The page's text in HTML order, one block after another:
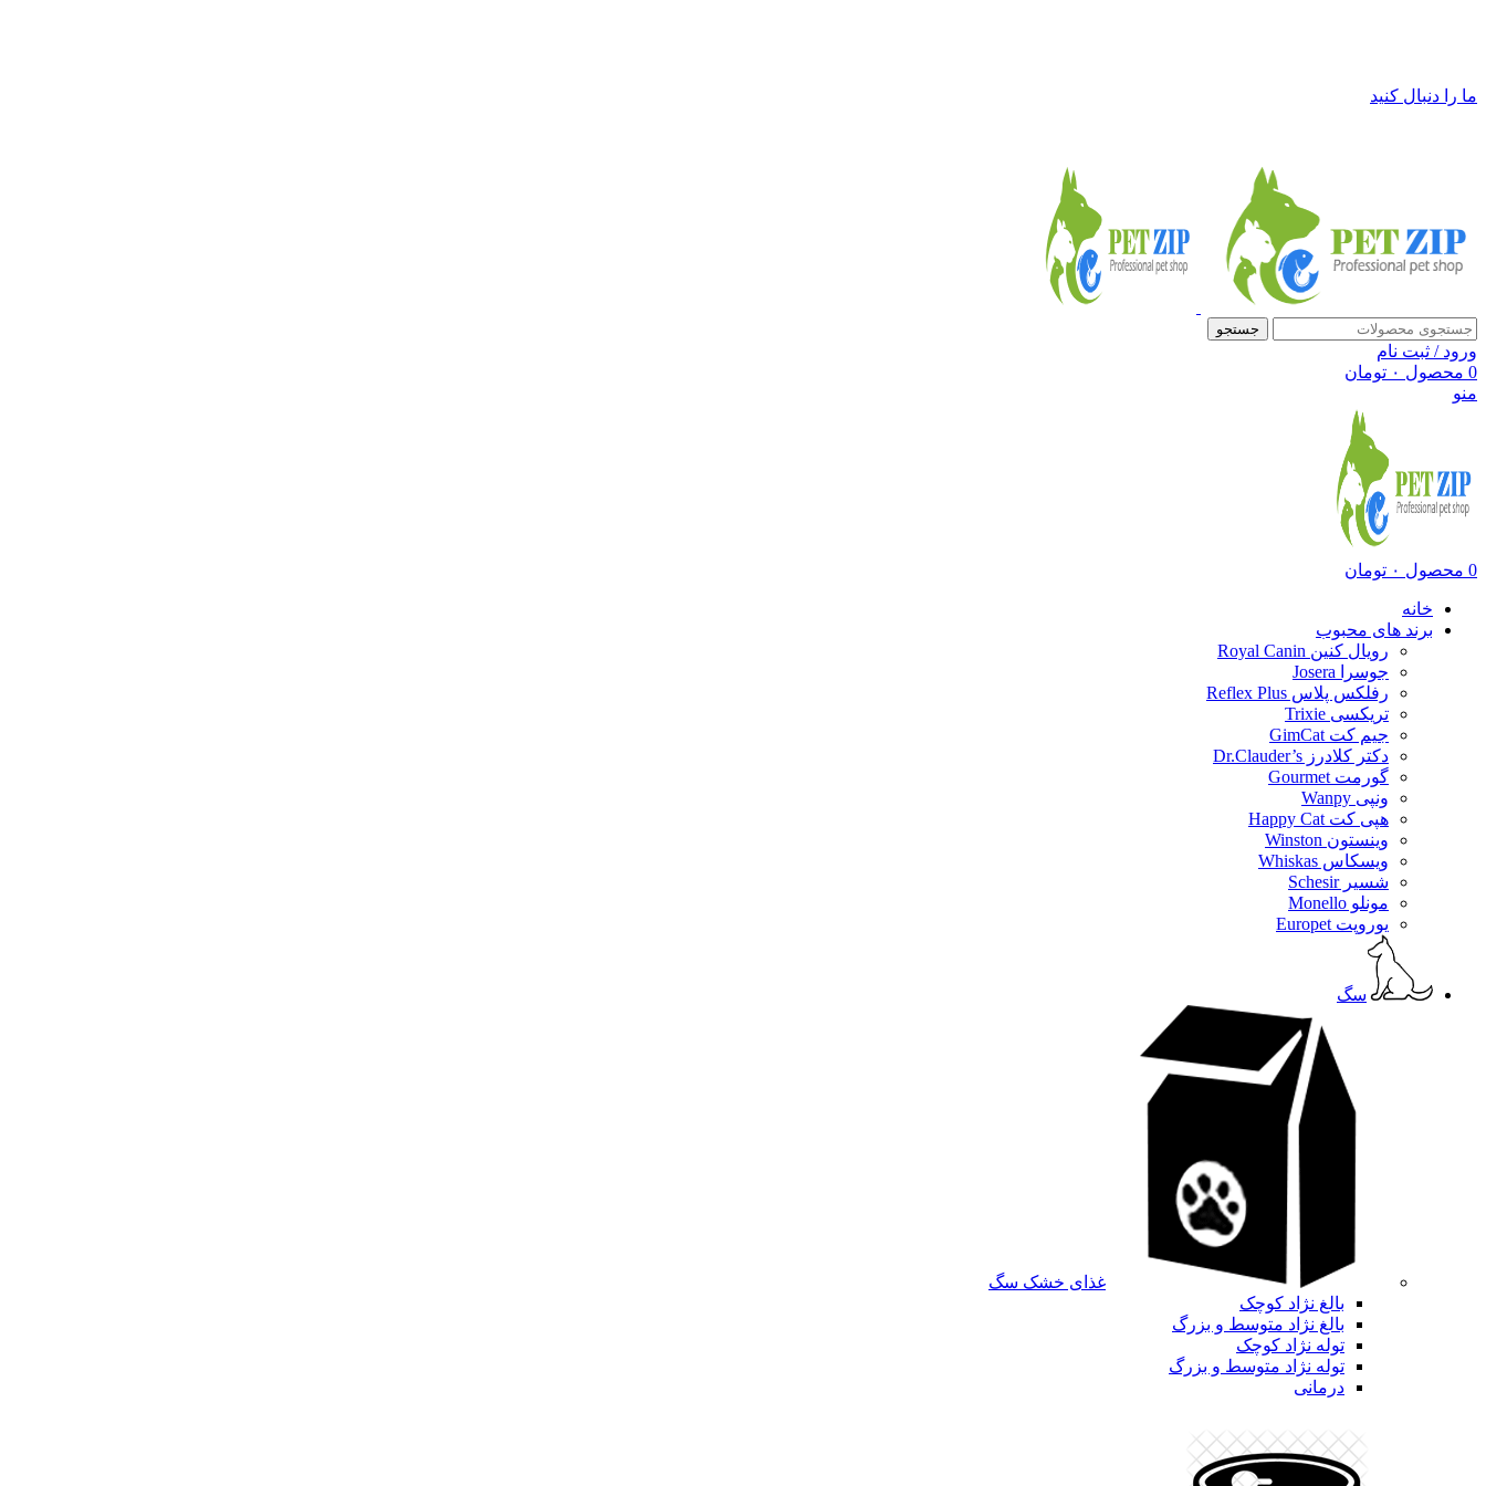
ما را دنبال کنید
جستجو
ورود / ثبت نام
0 محصول ۰ تومان
منو
0 محصول ۰ تومان
خانه
برند های محبوب
رویال کنین Royal Canin
جوسرا Josera
رفلکس پلاس Reflex Plus
تریکسی Trixie
جیم کت GimCat
دکتر کلادرز Dr.Clauder’s
گورمت Gourmet
ونپی Wanpy
هپی کت Happy Cat
وینستون Winston
ویسکاس Whiskas
شسیر Schesir
مونلو Monello
یوروپت Europet
سگ
غذای خشک سگ
بالغ نژاد کوچک
بالغ نژاد متوسط و بزرگ
توله نژاد کوچک
توله نژاد متوسط و بزرگ
درمانی